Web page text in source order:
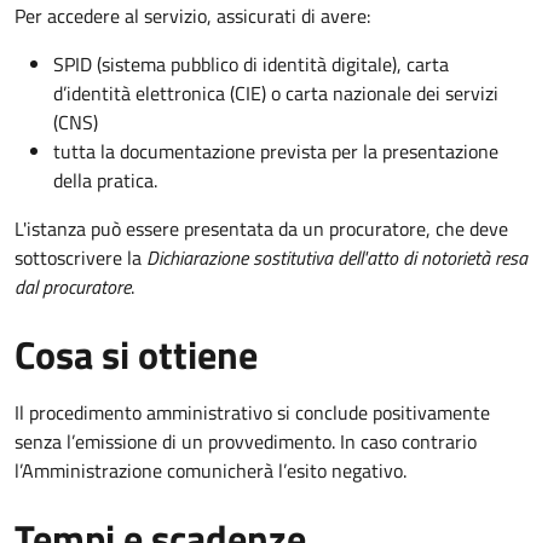
Per accedere al servizio, assicurati di avere:
SPID (sistema pubblico di identità digitale), carta
d’identità elettronica (CIE) o carta nazionale dei servizi
(CNS)
tutta la documentazione prevista per la presentazione
della pratica.
L'istanza può essere presentata da un procuratore, che deve
sottoscrivere la Dichiarazione sostitutiva dell'atto di notorietà resa
dal procuratore.
Cosa si ottiene
Il procedimento amministrativo si conclude positivamente
senza l’emissione di un provvedimento. In caso contrario
l’Amministrazione comunicherà l’esito negativo.